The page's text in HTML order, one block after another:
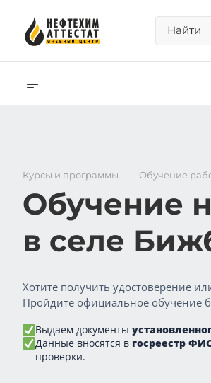
Курсы и программы — Обучение
Обучение
в селе
Хотите получить удостоверение
Пройдите официальное обучение
Выдаем документы
Данные вносятся в госреестр
проверки.